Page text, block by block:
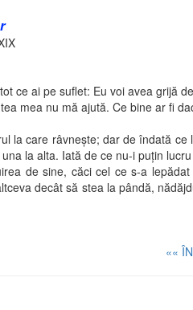
pe suflet: Eu voi avea grijă de
nu mă ajută. Ce bine ar fi
râvneşte; dar de îndată ce l-
la alta. Iată de ce nu-i puţin
sine, căci cel ce s-a lepădat
decât să stea la pândă,
««